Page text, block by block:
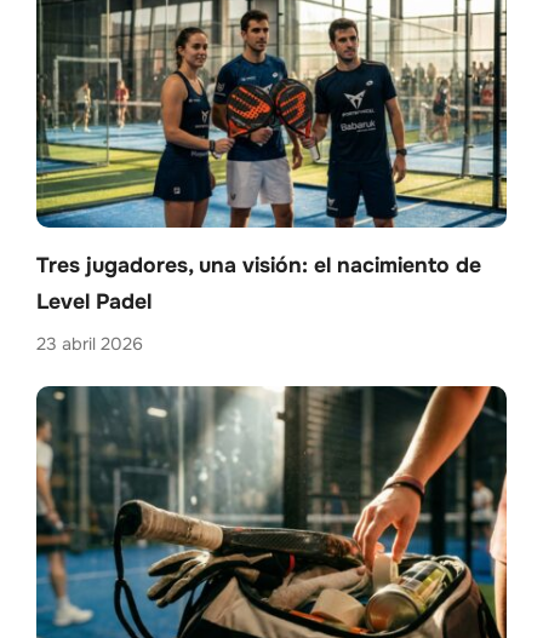
Tres jugadores, una visión: el nacimiento de
Level Padel
23 abril 2026